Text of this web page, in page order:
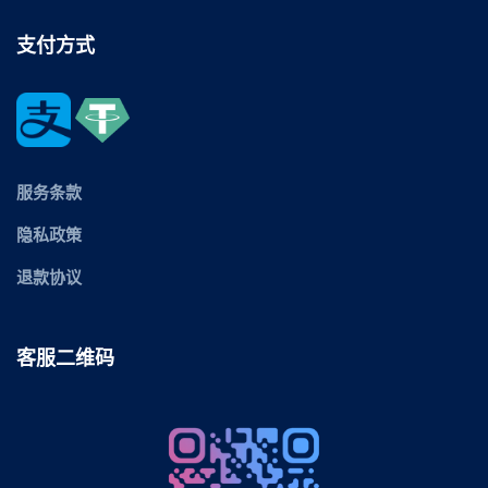
支付方式
服务条款
隐私政策
退款协议
客服二维码